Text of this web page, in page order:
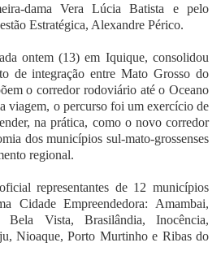
dama Vera Lúcia Batista e pelo
Estratégica, Alexandre Périco.
ontem (13) em Iquique, consolidou
de integração entre Mato Grosso do
o corredor rodoviário até o Oceano
viagem, o percurso foi um exercício de
na prática, como o novo corredor
dos municípios sul-mato-grossenses
regional.
representantes de 12 municípios
Cidade Empreendedora: Amambai,
Bela Vista, Brasilândia, Inocência,
Nioaque, Porto Murtinho e Ribas do